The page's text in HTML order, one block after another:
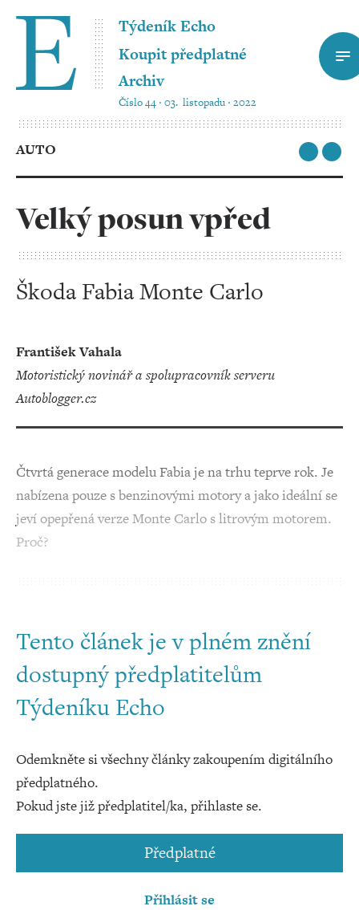
Týdeník Echo
Koupit předplatné
Archiv
Číslo 44 ‧ 03. listopadu ‧ 2022
AUTO
Velký posun vpřed
Škoda Fabia Monte Carlo
František Vahala
motoristický novinář a spolupracovník serveru
Autoblogger.cz
Čtvrtá generace modelu Fabia je na trhu teprve rok. Je
nabízena pouze s benzinovými motory a jako ideální se
jeví opepřená verze Monte Carlo s litrovým motorem.
Proč?
Tento článek je v plném znění
dostupný předplatitelům
Týdeníku Echo
Odemkněte si všechny články zakoupením digitálního
předplatného.
Pokud jste již předplatitel/ka, přihlaste se.
Předplatné
Přihlásit se